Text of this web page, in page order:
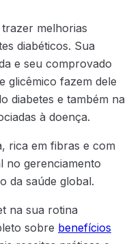
melhorias
diabéticos. Sua
e seu comprovado
glicêmico fazem dele
diabetes e também na
à doença.
rica em fibras e com
no gerenciamento
da saúde global.
na sua rotina
sobre benefícios